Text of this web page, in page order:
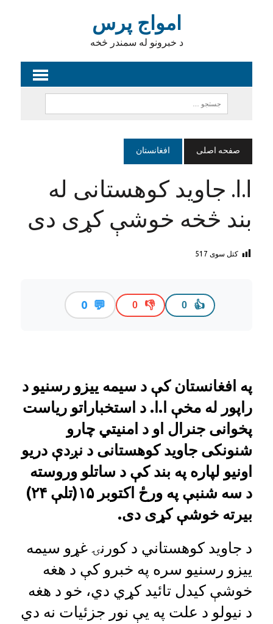
امواج پرس
د خبرونو له سمندر څخه
صفحه اصلی افغانستان
ا.ا. جاويد کوهستانی له
بند څخه خوشې کړی دی
کتل سوی 517
👍
0
👎
0
💬
0
په افغانستان کې د سیمه ییزو رسنیو د
راپور له مخې ا.ا. د استخباراتو ریاست
پخوانی جنرال او د امنیتي چارو
شنونکی جاوید کوهستانی د نږدې دریو
اونیو لپاره په بند کې د ساتلو وروسته
د سه شنبې په ورځ اکتوبر ۱۵(تلې ۲۴)
بیرته خوشې کړی دی.
د جاوید کوهستاني د کورنۍ غړو سیمه
ییزو رسنیو سره په خبرو کې د هغه
خوشې کیدل تائید کړي دي، خو د هغه
د نیولو د علت په یې نور جزئیات نه دي